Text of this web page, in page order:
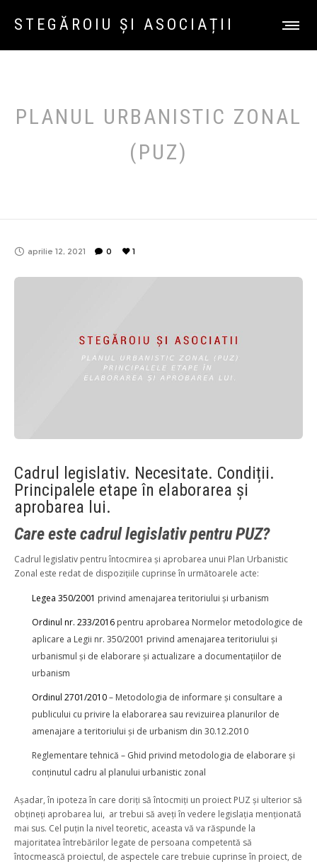
STEGĂROIU ȘI ASOCIAȚII
PLANUL URBANISTIC ZONAL
(PUZ)
aprilie 12, 2021 0 1
Cadrul legislativ. Necesitate. Condiții.
Principalele etape în elaborarea și
aprobarea lui.
Care este cadrul legislativ pentru PUZ?
Cadrul legislativ pentru întocmirea și aprobarea unui Plan Urbanistic
Zonal este redat de dispozițiile cuprinse în următoarele acte:
Legea 350/2001 privind amenajarea teritoriului și urbanism
Ordinul nr. 233/2016 pentru aprobarea Normelor metodologice de
aplicare a Legii nr. 350/2001 privind amenajarea teritoriului şi
urbanismul şi de elaborare şi actualizare a documentaţiilor de
urbanism
Ordinul 2701/2010– Metodologia de informare şi consultare a
publicului cu privire la elaborarea sau revizuirea planurilor de
amenajare a teritoriului şi de urbanism din 30.12.2010
Reglementare tehnică – Ghid privind metodologia de elaborare și
conținutul cadru al planului urbanistic zonal
Așadar, în ipoteza în care doriți să întocmiți un proiect PUZ și ulterior să
obțineți aprobarea lui, ar trebui să aveți în vedere legislația menționată
mai sus. Cel puțin la nivel teoretic, aceasta vă va răspunde la
majoritatea întrebărilor legate de persoana competentă să
întocmească proiectul, de aspectele care trebuie cuprinse în proiect, de